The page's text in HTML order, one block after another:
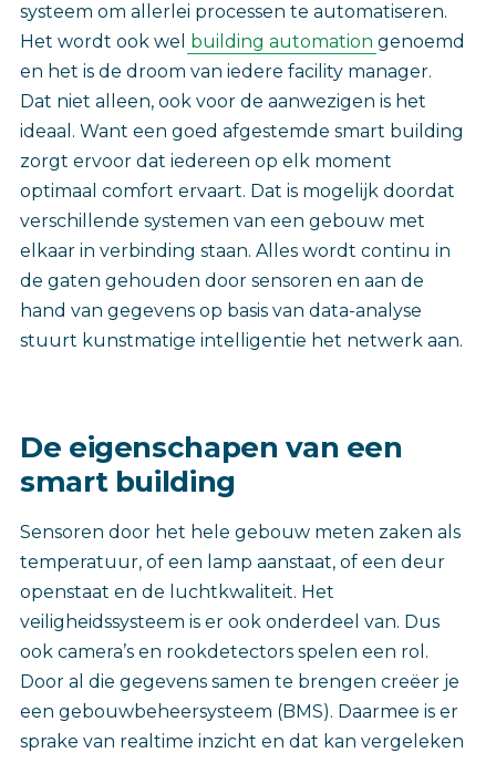
systeem om allerlei processen te automatiseren.
Het wordt ook wel building automation genoemd
en het is de droom van iedere facility manager.
Dat niet alleen, ook voor de aanwezigen is het
ideaal. Want een goed afgestemde smart building
zorgt ervoor dat iedereen op elk moment
optimaal comfort ervaart. Dat is mogelijk doordat
verschillende systemen van een gebouw met
elkaar in verbinding staan. Alles wordt continu in
de gaten gehouden door sensoren en aan de
hand van gegevens op basis van data-analyse
stuurt kunstmatige intelligentie het netwerk aan.
De eigenschapen van een
smart building
Sensoren door het hele gebouw meten zaken als
temperatuur, of een lamp aanstaat, of een deur
openstaat en de luchtkwaliteit. Het
veiligheidssysteem is er ook onderdeel van. Dus
ook camera’s en rookdetectors spelen een rol.
Door al die gegevens samen te brengen creëer je
een gebouwbeheersysteem (BMS). Daarmee is er
sprake van realtime inzicht en dat kan vergeleken